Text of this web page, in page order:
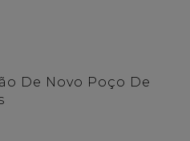
De Novo Poço De